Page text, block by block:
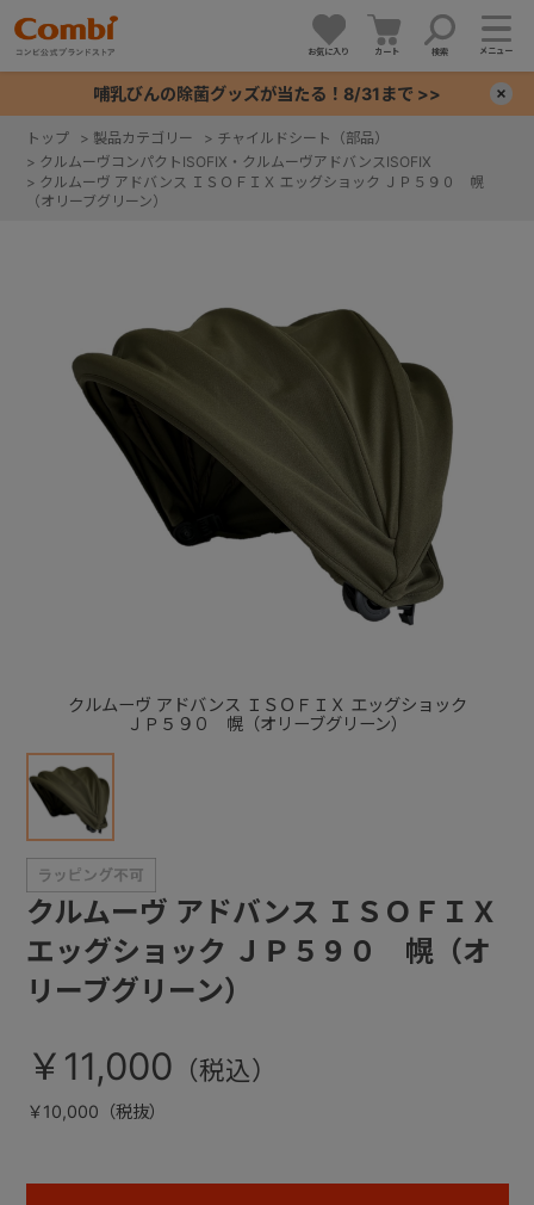
お気に入り カート 検索 メニュー
哺乳びんの除菌グッズが当たる！8/31まで >>
トップ > 製品カテゴリー > チャイルドシート（部品）
> クルムーヴコンパクトISOFIX・クルムーヴアドバンスISOFIX
> クルムーヴ アドバンス ＩＳＯＦＩＸ エッグショック ＪＰ５９０ 幌
（オリーブグリーン）
クルムーヴ アドバンス ＩＳＯＦＩＸ エッグショック
ＪＰ５９０ 幌（オリーブグリーン）
クルムーヴ アドバンス ＩＳＯＦＩＸ
エッグショック ＪＰ５９０ 幌（オ
リーブグリーン）
￥11,000
￥10,000（税抜）